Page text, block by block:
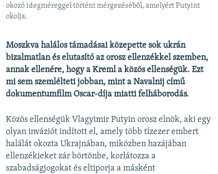
Valamennyi RFE/RL weboldal
okozó idegméreggel történt mérgezéséből, amelyért Putyint
okolja.
Moszkva halálos támadásai közepette sok ukrán
bizalmatlan és elutasító az orosz ellenzékkel szemben,
annak ellenére, hogy a Kreml a közös ellenségük. Ezt
mi sem szemlélteti jobban, mint a Navalnij című
dokumentumfilm Oscar-díja miatti felháborodás.
Közös ellenségük Vlagyimir Putyin orosz elnök, aki egy
olyan inváziót indított el, amely több tízezer embert
halálát okozta Ukrajnában, miközben hazájában
ellenzékieket zár börtönbe, korlátozza a
szabadságjogokat és eltiporja a másként